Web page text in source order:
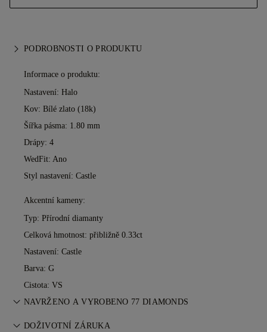
PODROBNOSTI O PRODUKTU
Informace o produktu:
Nastavení: Halo
Kov: Bílé zlato (18k)
Šířka pásma: 1.80 mm
Drápy: 4
WedFit: Ano
Styl nastavení: Castle
Akcentní kameny:
Typ: Přírodní diamanty
Celková hmotnost: přibližně 0.33ct
Nastavení: Castle
Barva: G
Cistota: VS
NAVRŽENO A VYROBENO 77 DIAMONDS
Umění šperkařství zdokonalené mistry 77 Diamonds — jeden
DOŽIVOTNÍ ZÁRUKA